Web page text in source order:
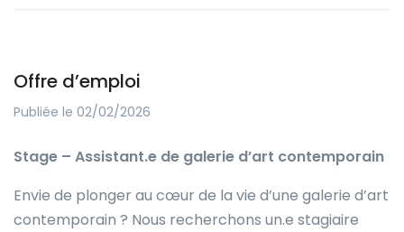
Offre d’emploi
Publiée le 02/02/2026
Stage – Assistant.e de galerie d’art contemporain
Envie de plonger au cœur de la vie d’une galerie d’art
contemporain ? Nous recherchons un.e stagiaire